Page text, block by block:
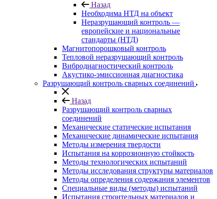
Назад
Необходима НТД на объект
Неразрушающий контроль —
европейские и национальные
стандарты (НТД)
Магнитопорошковый контроль
Тепловой неразрушающий контроль
Вибродиагностический контроль
Акустико-эмиссионная диагностика
Разрушающий контроль сварных соединений
Назад
Разрушающий контроль сварных
соединений
Механические статические испытания
Механические динамические испытания
Методы измерения твердости
Испытания на коррозионную стойкость
Методы технологических испытаний
Методы исследования структуры материалов
Методы определения содержания элементов
Специальные виды (методы) испытаний
Испытания строительных материалов и